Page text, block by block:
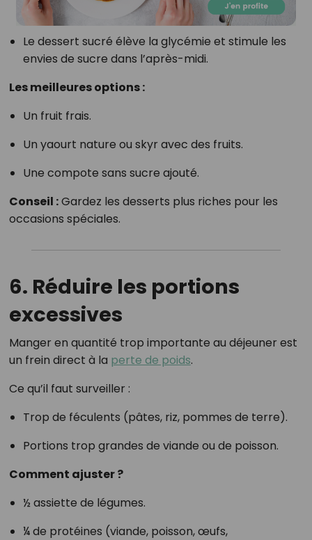
Le dessert sucré élève la glycémie et stimule les
envies de sucre dans l’après-midi.
Les meilleures options :
Un fruit frais.
Un yaourt nature ou skyr avec des fruits.
Une compote sans sucre ajouté.
Conseil :Gardez les desserts plus riches pour les
occasions spéciales.
6. Réduire les portions
excessives
Manger en quantité trop importante au déjeuner est
un frein direct à la perte de poids.
Ce qu’il faut surveiller :
Trop de féculents (pâtes, riz, pommes de terre).
Portions trop grandes de viande ou de poisson.
Comment ajuster ?
½ assiette de légumes.
¼ de protéines (viande, poisson, œufs,